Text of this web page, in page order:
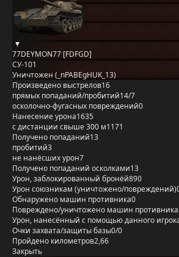
77DEYMON77 [FDFGD]
СУ-101
Уничтожен (_nPABEgHUK_13)
Произведено выстрелов16
прямых попаданий/пробитий14/7
осколочно-фугасных повреждений0
Нанесение урона1635
с дистанции свыше 300 м1171
Получено попаданий13
пробитий3
не нанёсших урон7
Получено попаданий осколками13
Урон, заблокированный бронёй890
Урон союзникам (уничтожено/повреждений)
Обнаружено машин противника0
Повреждено/уничтожено машин противника
Урон, нанесённый с помощью данного
Очки захвата/защиты базы0/0
Пройдено километров2,66
Закрыть